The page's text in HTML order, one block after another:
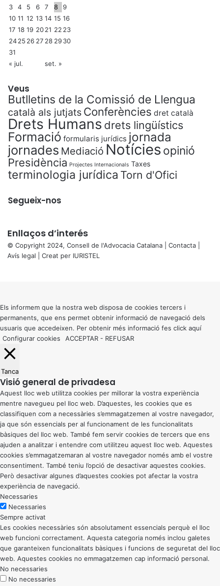
3
4 5 6 7 8
9
10 11 12 13 14 15 16
17 18 19 2021 22 23
2425 26 27 28 2930
31
« jul.
set. »
Veus
Butlletins de la Comissió de Llengua
català als jutjats Conferències dret català
Drets Humans drets lingüístics
Formació formularis jurídics jornada
jornades Mediació Notícies opinió
Presidència Projectes Internacionals Taxes
terminologia jurídica Torn d'Ofici
Segueix-nos
Enllaços d’interés
© Copyright 2024, Consell de l'Advocacia Catalana | Contacta
Avís legal | Creat per IURISTEL
button
Els informem que la nostra web disposa de cookies tercers i
permanents, que ens permet obtenir informació de navegació dels
usuaris que accedeixen. Per obtenir més informació fes click aquí
Configurar cookies
ACCEPTAR - REFUSAR
Tanca
Visió general de privadesa
Aquest lloc web utilitza cookies per millorar la vostra experiència
mentre navegueu pel lloc web. D’aquestes, les cookies que es
classifiquen com a necessàries s’emmagatzemen al vostre navegador,
ja que són essencials per al funcionament de les funcionalitats
bàsiques del lloc web. També fem servir cookies de tercers que ens
ajuden a analitzar i entendre com utilitzeu aquest lloc web. Aquestes
cookies s’emmagatzemaran al vostre navegador només amb el vostre
consentiment. També teniu l’opció de desactivar aquestes cookies.
Però desactivar algunes d’aquestes cookies pot afectar la vostra
experiència de navegació.
Necessaries
Necessaries
Sempre activat
Les cookies necessàries són absolutament essencials perquè el lloc
web funcioni correctament. Aquesta categoria només inclou galetes
que garanteixen funcionalitats bàsiques i funcions de seguretat del lloc
web. Aquestes cookies no emmagatzemen cap informació personal.
No necessaries
No necessaries